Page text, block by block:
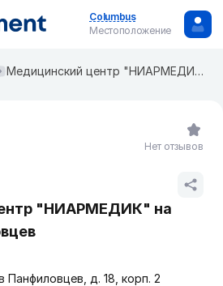
Columbus
Местоположение
Медицинский центр "НИАРМЕДИК" на ​​Героев Панфиловцев
"НИАРМЕДИК" на
Панфиловцев, д. 18, корп. 2
Нет отзывов